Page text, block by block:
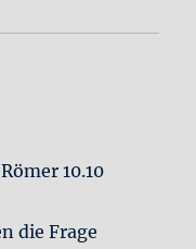
10.10
die Frage